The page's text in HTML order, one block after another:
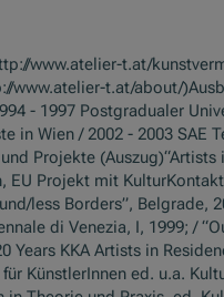
www.atelier-t.at/
www.atelier-t.at/about/
- 1997 Postgradualer
in Wien / 2002 - 2003
Projekte
EU Projekt mit
less Borders”, Belgrade,
di Venezia, I, 1999; /
Years KKA Artists in
KünstlerInnen ed. u.a.